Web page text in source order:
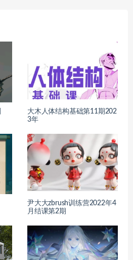
大木人体结构基础第11期202
3年
尹大大zbrush训练营2022年4
月结课第2期